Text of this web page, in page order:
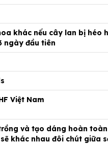
khác nếu cây lan bị héo
ngày đầu tiên
Việt Nam
và tạo dáng hoàn
khác nhau đôi chút giữa